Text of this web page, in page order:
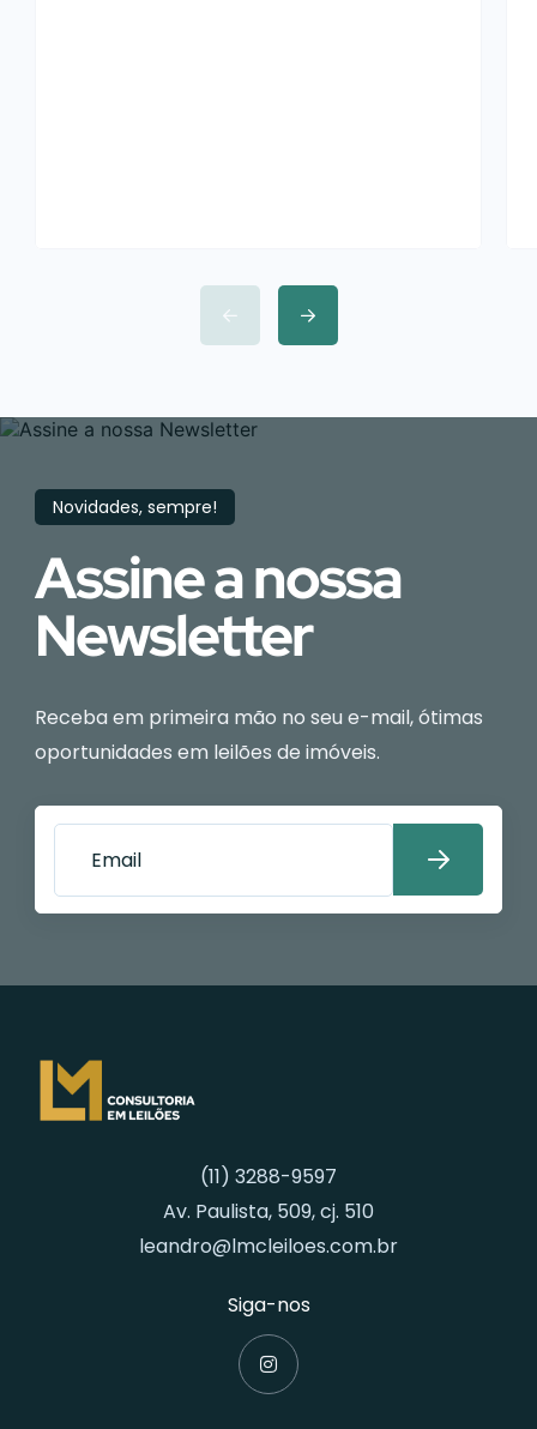
Novidades, sempre!
Assine a nossa
Newsletter
Receba em primeira mão no seu e-mail, ótimas
oportunidades em leilões de imóveis.
(11) 3288-9597
Av. Paulista, 509, cj. 510
leandro@lmcleiloes.com.br
Siga-nos